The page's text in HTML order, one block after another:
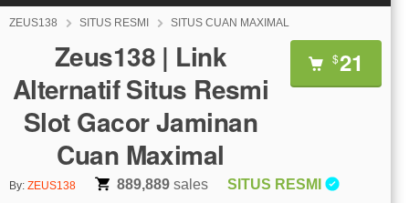
ZEUS138 SITUS RESMI SITUS CUAN MAXIMAL
Zeus138 | Link
Alternatif Situs Resmi
Slot Gacor Jaminan
Cuan Maximal
$21
By: ZEUS138 889,889 sales SITUS RESMI